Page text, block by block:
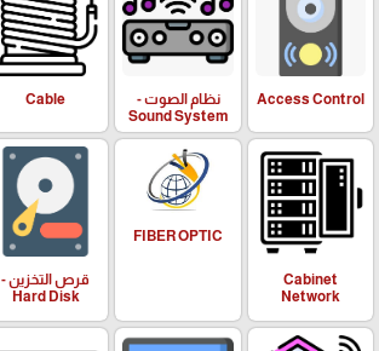
Access Control
نظام الصوت -
Sound System
Cable
Cabinet
Network
FIBER OPTIC
قرص التخزين -
Hard Disk